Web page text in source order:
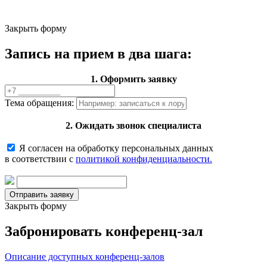
Закрыть форму
Запись на прием в два шага:
1. Оформить заявку
Тема обращения:
2. Ожидать звонок специалиста
Я согласен на обработку персональных данных
в соответствии с политикой конфиденциальности.
Закрыть форму
Забронировать конференц-зал
Описание доступных конференц-залов